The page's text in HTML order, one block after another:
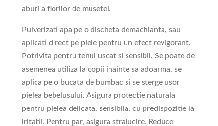
aburi a florilor de musetel.
Pulverizati apa pe o discheta demachianta, sau
aplicati direct pe piele pentru un efect revigorant.
Potrivita pentru tenul uscat si sensibil. Se poate de
asemenea utiliza la copii inainte sa adoarma, se
aplica pe o bucata de bumbac si se sterge usor
pielea bebelusului. Asigura protectie naturala
pentru pielea delicata, sensibila, cu predispozitie la
iritatii. Pentru par, asigura stralucire. Reduce